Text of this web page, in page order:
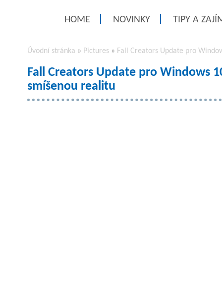
HOME NOVINKY TIPY A
Úvodní stránka » Pictures » Fall Creators Update pro
Fall Creators Update pro Windows
smíšenou realitu